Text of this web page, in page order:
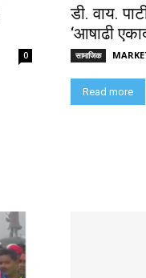
0
डी. वाय.
‘आषाढी
सामाजिक
Read more